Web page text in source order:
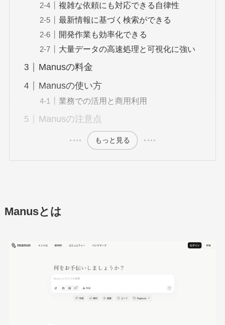
複雑な依頼にも対応できる自律性
最新情報に基づく検索ができる
開発作業も効率化できる
大量データの高速処理と可視化に強い
Manusの料金
Manusの使い方
業務での活用と商用利用
Manusの注意点
もっと見る
Manusとは